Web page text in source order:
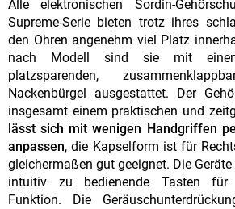
Alle elektronischen Sordin-
Supreme-Serie bieten trotz ihres
den Ohren angenehm viel Platz
nach Modell sind sie mit
platzsparenden,
Nackenbürgel ausgestattet. Der
insgesamt einem praktischen und
lässt sich mit wenigen Handgriffen
anpassen, die Kapselform ist für
gleichermaßen gut geeignet. Die
intuitiv zu bedienende Tasten für
Funktion. Die